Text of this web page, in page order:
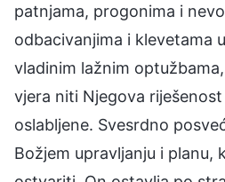
patnjama, progonima i
odbacivanjima i klevetama
vladinim lažnim
vjera niti Njegova
oslabljene. Svesrdno
Božjem upravljanju i planu,